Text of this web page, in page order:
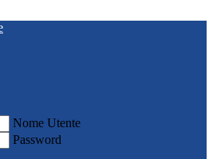
Nome Utente
Password